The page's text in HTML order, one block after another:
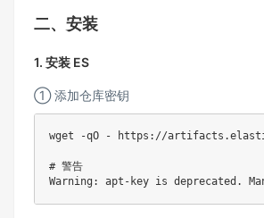
二、安装
1. 安装 ES
① 添加仓库密钥
wget -qO - https://
# 警告
Warning: apt-key is deprecated.